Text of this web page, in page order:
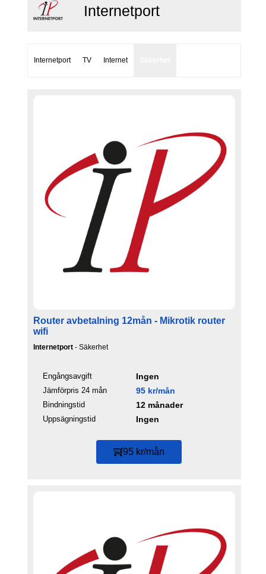
Internetport
Internetport TV Internet
Router avbetalning 12mån - Mikrotik router
wifi
Internetport - Säkerhet
Engångsavgift Ingen
Jämförpris 24 mån 95 kr/mån
Bindningstid 12 månader
Uppsägningstid Ingen
95 kr/mån